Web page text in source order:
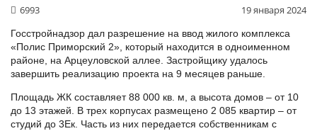
19 января 2024
6993
Госстройнадзор дал разрешение на ввод жилого комплекса
«Полис Приморский 2», который находится в одноименном
районе, на Арцеуловской аллее. Застройщику удалось
завершить реализацию проекта на 9 месяцев раньше.
Площадь ЖК составляет 88 000 кв. м, а высота домов – от 10
до 13 этажей. В трех корпусах размещено 2 085 квартир – от
студий до 3Ек. Часть из них передается собственникам с